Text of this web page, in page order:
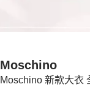
Moschino 新款大衣
Moschino